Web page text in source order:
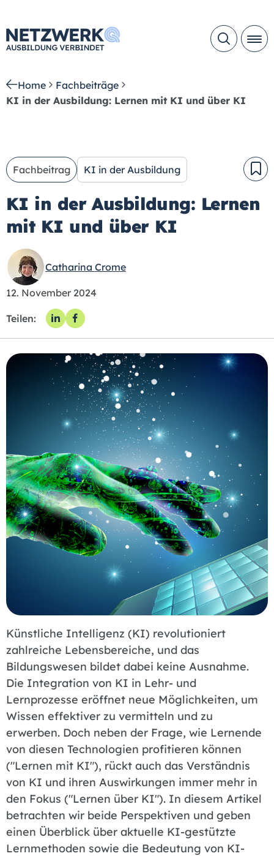
Home
Fachbeiträge
KI in der Ausbildung: Lernen mit KI und über KI
Fachbeitrag KI in der Ausbildung
KI in der Ausbildung: Lernen
mit KI und über KI
Catharina Crome
12. November 2024
Teilen:
Künstliche Intelligenz (KI) revolutioniert
zahlreiche Lebensbereiche, und das
Bildungswesen bildet dabei keine Ausnahme.
Die Integration von KI in Lehr- und
Lernprozesse eröffnet neue Möglichkeiten, um
Wissen effektiver zu vermitteln und zu
erwerben. Doch neben der Frage, wie Lernende
von diesen Technologien profitieren können
("Lernen mit KI"), rückt auch das Verständnis
von KI und ihren Auswirkungen immer mehr in
den Fokus ("Lernen über KI"). In diesem Artikel
betrachten wir beide Perspektiven und geben
einen Überblick über aktuelle KI-gestützte
Lernmethoden sowie die Bedeutung von KI-